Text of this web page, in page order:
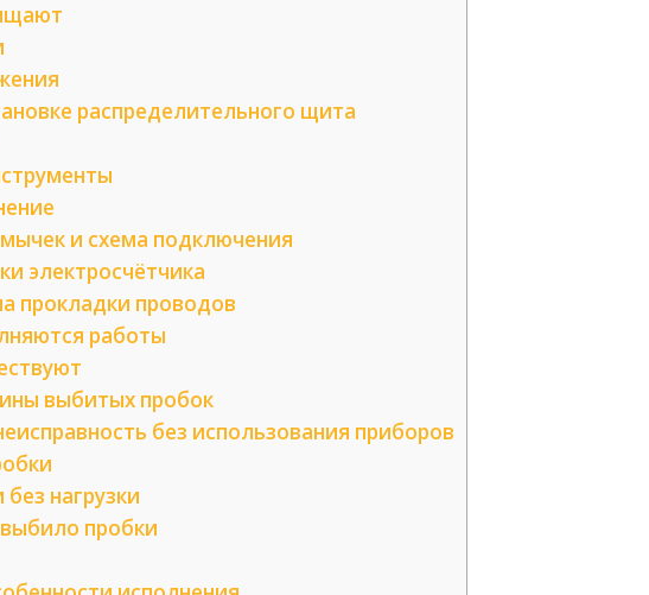
распределительного щита
и схема подключения
электросчётчика
прокладки проводов
работы
выбитых пробок
без использования приборов
нагрузки
пробки